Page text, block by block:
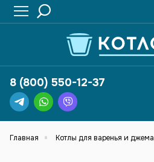
8 (800) 550-12-37
Главная Котлы для варенья и джема